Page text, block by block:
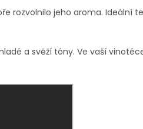
rozvolnilo jeho aroma. Ideální
a svěží tóny. Ve vaší